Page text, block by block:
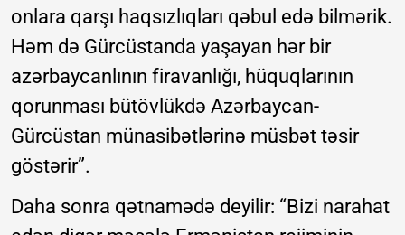
onlara qarşı haqsızlıqları qəbul edə bilmərik.
Həm də Gürcüstanda yaşayan hər bir
azərbaycanlının firavanlığı, hüquqlarının
qorunması bütövlükdə Azərbaycan-
Gürcüstan münasibətlərinə müsbət təsir
göstərir”.
Daha sonra qətnamədə deyilir: “Bizi narahat